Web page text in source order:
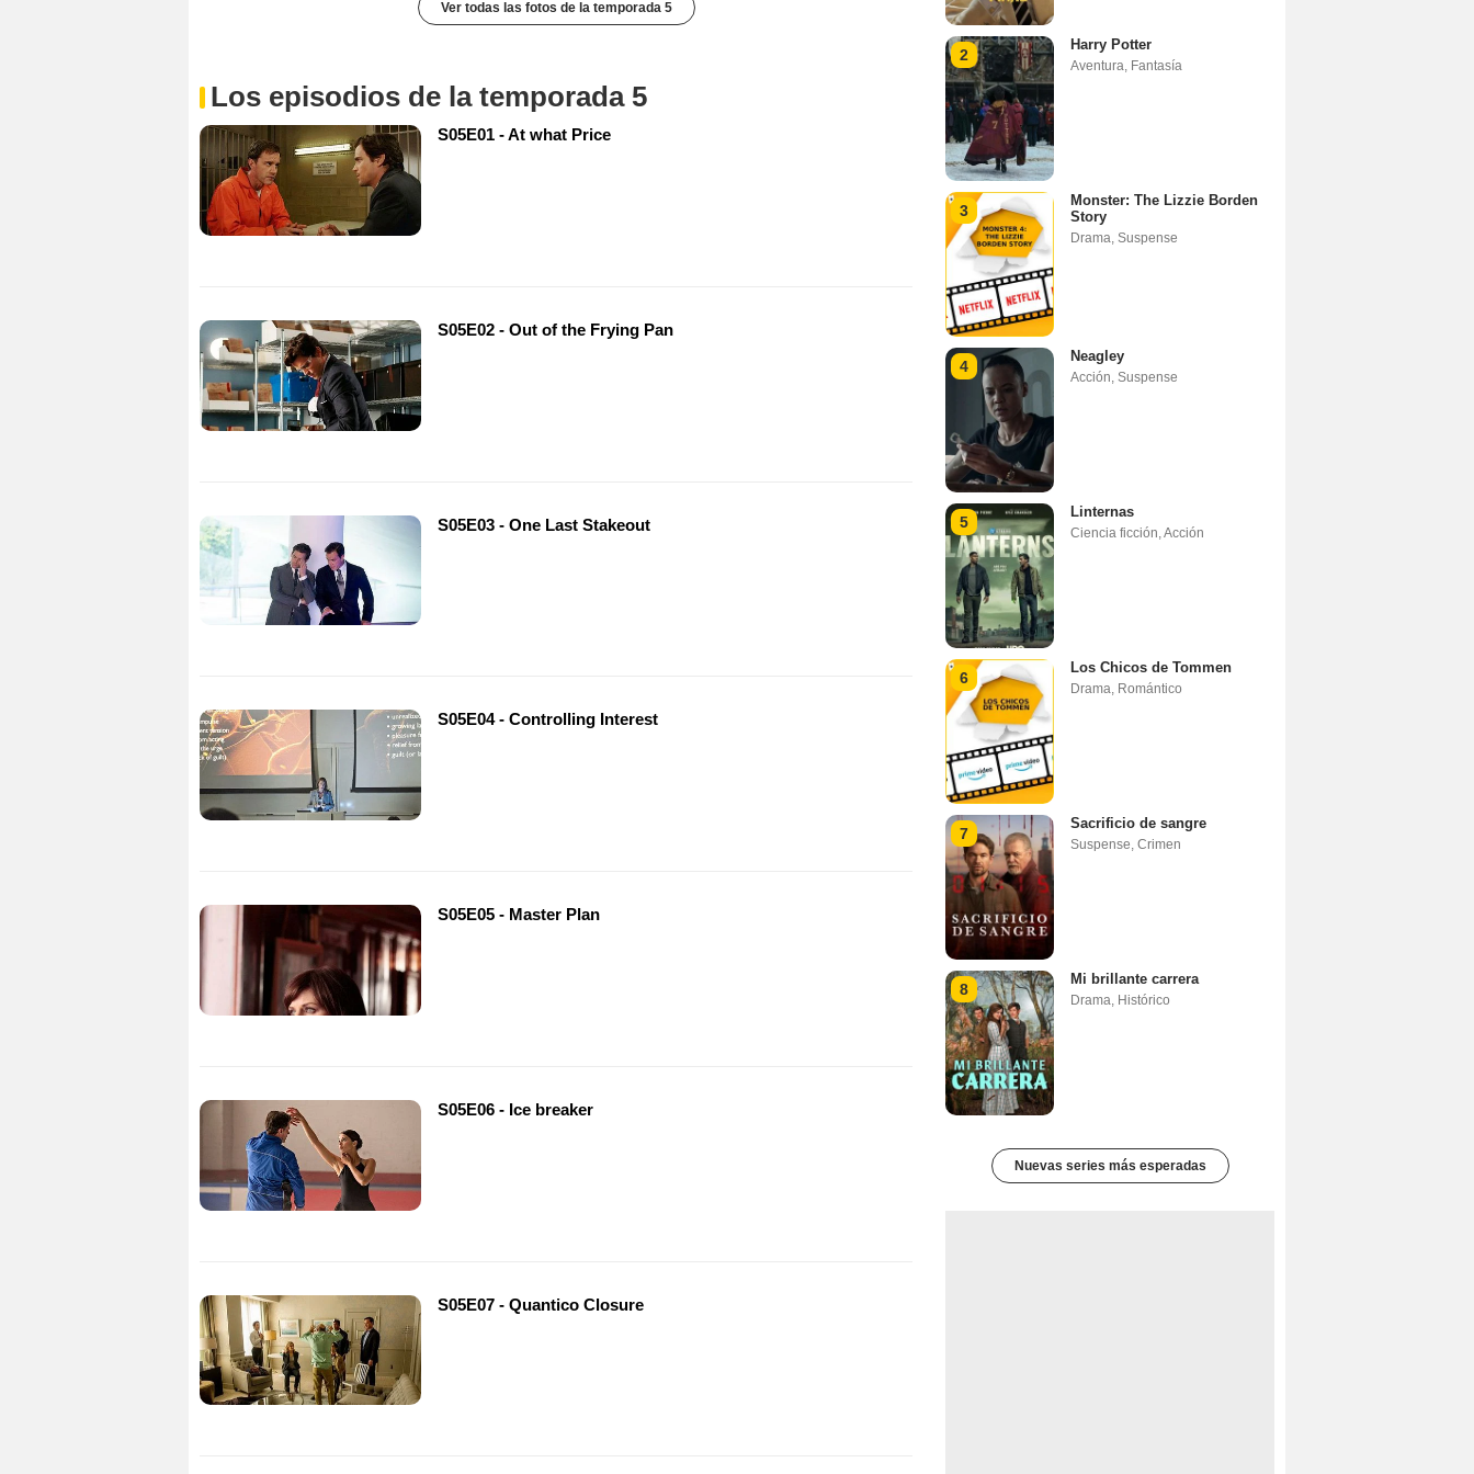
Ver todas las fotos de la temporada 5
Los episodios de la temporada 5
S05E01 - At what Price
S05E02 - Out of the Frying Pan
S05E03 - One Last Stakeout
S05E04 - Controlling Interest
S05E05 - Master Plan
S05E06 - Ice breaker
S05E07 - Quantico Closure
2
Harry Potter
Aventura Fantasía
3
Monster: The Lizzie Borden
Story
Drama Suspense
4
Neagley
Acción Suspense
5
Linternas
Ciencia ficción Acción
6
Los Chicos de Tommen
Drama Romántico
7
Sacrificio de sangre
Suspense Crimen
8
Mi brillante carrera
Drama Histórico
Nuevas series más esperadas